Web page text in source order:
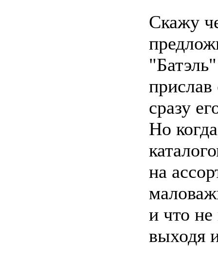
Скажу
"Батэль"
сразу
Но
на
и что не
выходя